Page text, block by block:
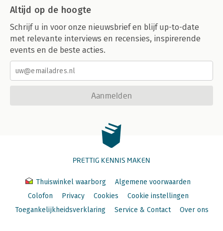
Altijd op de hoogte
Schrijf u in voor onze nieuwsbrief en blijf up-to-date
met relevante interviews en recensies, inspirerende
events en de beste acties.
Aanmelden
PRETTIG KENNIS MAKEN
Thuiswinkel waarborg
Algemene voorwaarden
Colofon
Privacy Cookies
Cookie instellingen
Toegankelijkheidsverklaring
Service & Contact Over ons